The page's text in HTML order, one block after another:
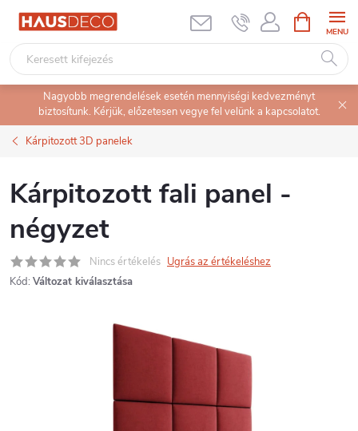
Ugrás
tartalomhoz
KOSÁR
Nagyobb megrendelések esetén mennyiségi kedvezményt
biztosítunk. Kérjük, előzetesen vegye fel velünk a kapcsolatot.
Kárpitozott 3D panelek
Kárpitozott fali panel -
négyzet
Nincs értékelés Ugrás az értékeléshez
Kód: Változat kiválasztása